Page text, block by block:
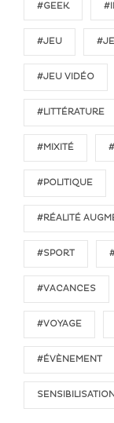
#GEEK
#JEU
#JEU VIDÉO
#LITTÉRATURE
#MIXITÉ
#POLITIQUE
#RÉALITÉ
#SPORT
#VACANCES
#VOYAGE
#ÉVÈNEMENT
SENSIBILISATION